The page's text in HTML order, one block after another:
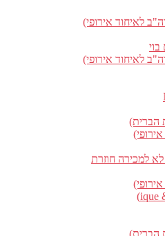
לאיחוד אירופי)
לאיחוד אירופי)
הברית)
למכירה חוזרת